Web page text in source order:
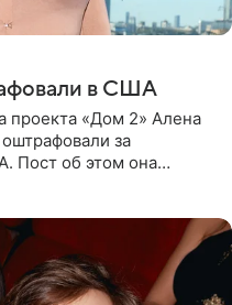
в США
проекта «Дом 2» Алена
за
Пост об этом она